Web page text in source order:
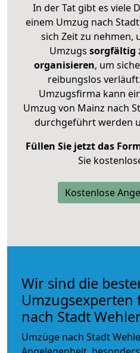
In der Tat gibt es viele
einem Umzug nach
sich Zeit zu nehmen,
Umzugs sorgfältig
organisieren, um
reibungslos
Umzugsfirma kann
Umzug von Mainz nach
durchgeführt werden
Füllen Sie jetzt das
Sie
Kostenlose
Wir sind die
nach Stadt
Umzüge nach Stadt